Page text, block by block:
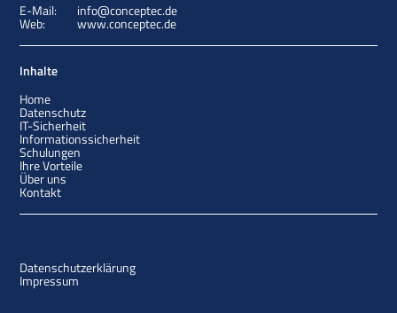
E-Mail:
info@conceptec.de
Web: www.conceptec.de
Inhalte
Home
Datenschutz
IT-Sicherheit
Informationssicherheit
Schulungen
Ihre Vorteile
Über uns
Kontakt
Datenschutzerklärung
Impressum